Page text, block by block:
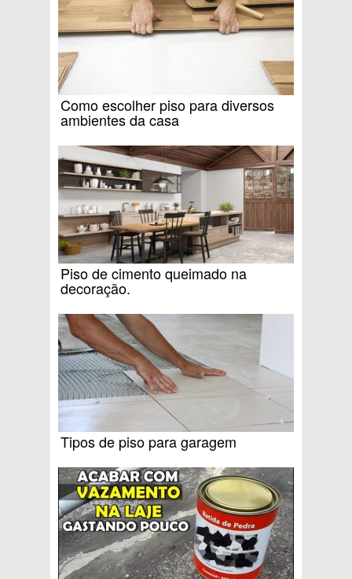
Como escolher piso para diversos
ambientes da casa
Piso de cimento queimado na
decoração.
Tipos de piso para garagem